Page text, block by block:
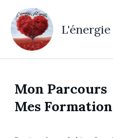
contenu
Mon Parcours
Mes